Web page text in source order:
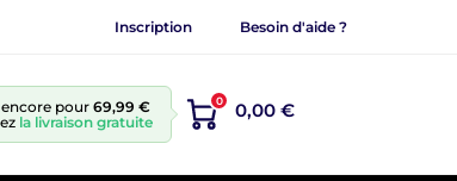
Inscription Besoin d'aide ?
pour 69,99 €
la livraison gratuite
0 0,00 €